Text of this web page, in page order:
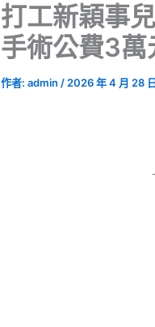
打工新穎事
手術公費3萬
作者: admin / 2026 年 4 月 28